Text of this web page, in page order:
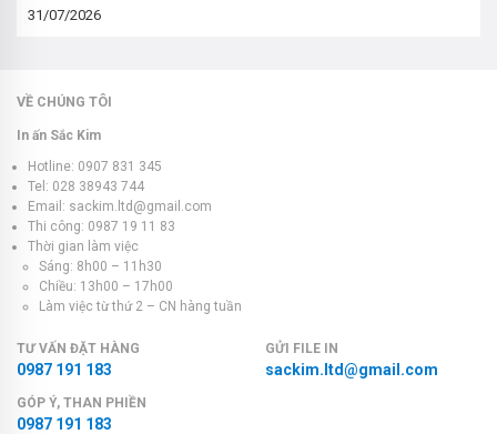
31/07/2026
VỀ CHÚNG TÔI
In ấn Sắc Kim
Hotline: 0907 831 345
Tel: 028 38943 744
Email: sackim.ltd@gmail.com
Thi công: 0987 19 11 83
Thời gian làm việc
Sáng: 8h00 – 11h30
Chiều: 13h00 – 17h00
Làm việc từ thứ 2 – CN hàng tuần
TƯ VẤN ĐẶT HÀNG
0987 191 183
GỬI FILE IN
sackim.ltd@gmail.com
GÓP Ý, THAN PHIỀN
0987 191 183